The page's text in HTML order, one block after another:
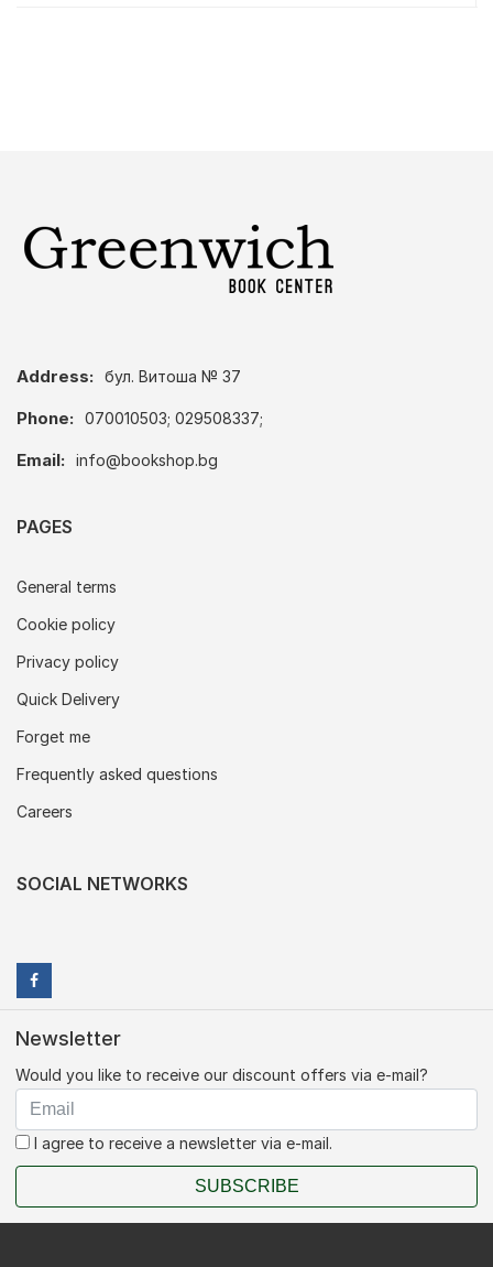
Address: бул. Витоша № 37
Phone: 070010503; 029508337;
Email: info@bookshop.bg
PAGES
General terms
Cookie policy
Privacy policy
Quick Delivery
Forget me
Frequently asked questions
Careers
SOCIAL NETWORKS
Newsletter
Would you like to receive our discount offers via e-mail?
I agree to receive a newsletter via e-mail.
SUBSCRIBE